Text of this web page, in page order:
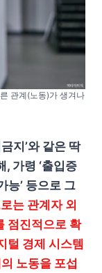
관계(노동)가 생겨나
지’와 같은 딱
, 가령 ‘출입증
능’ 등으로 그
는 관계자 외
점진적으로 확
털 경제 시스템
노동을 포섭